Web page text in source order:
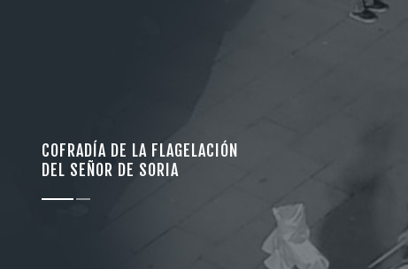
COFRADÍA DE LA FLAGELACIÓN
DEL SEÑOR DE SORIA